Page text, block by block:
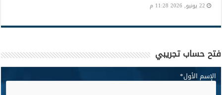
22 يونيو, 2026 11:28 م
فتح حساب تجريبي
الإسم الأول*